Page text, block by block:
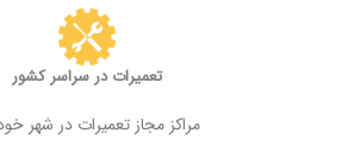
تعمیرات در سراسر کشور
مراکز مجاز تعمیرات در شهر